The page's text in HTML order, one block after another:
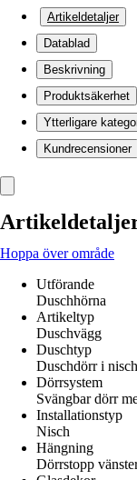
Artikeldetaljer
Datablad
Beskrivning
Produktsäkerhet
Ytterligare
Kundrecensioner
Hoppa över område
Utförande
Duschhörna
Artikeltyp
Duschvägg
Duschtyp
Duschdörr i nisch
Dörrsystem
Svängbar dörr
Installationstyp
Nisch
Hängning
Dörrstopp